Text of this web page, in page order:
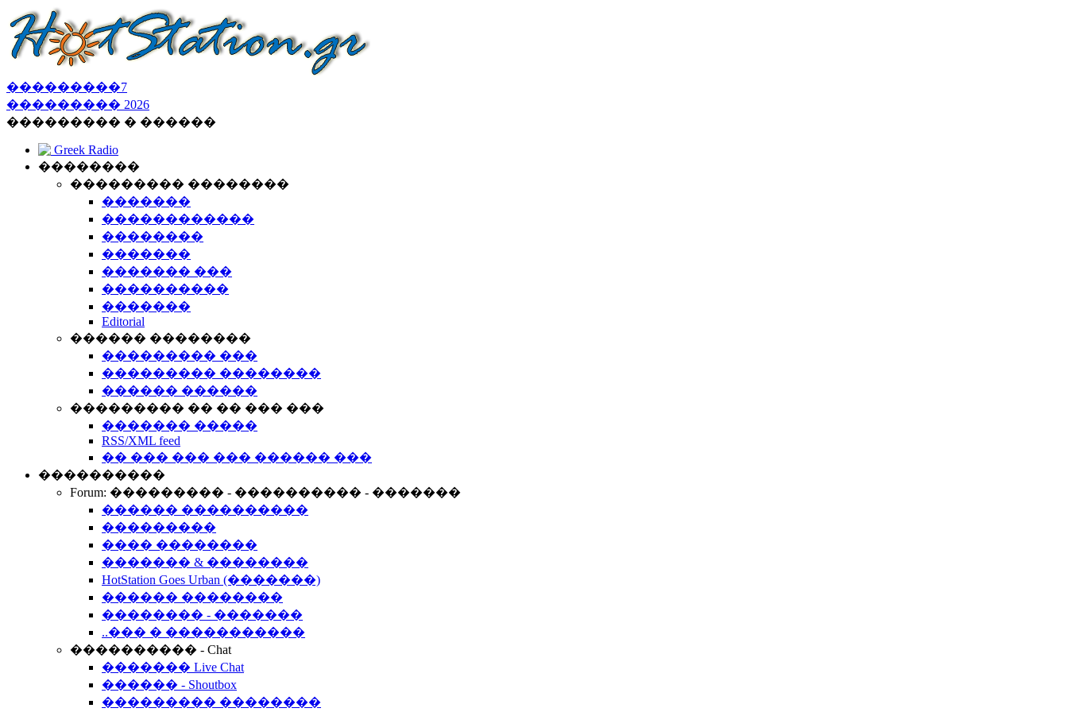
���������7
��������� 2026
��������� � ������
Greek Radio
��������
��������� ��������
�������
������������
��������
�������
������� ���
����������
�������
Editorial
������ ��������
��������� ���
��������� ��������
������ ������
��������� �� �� ��� ���
������� �����
RSS/XML feed
�� ��� ��� ��� ������ ���
����������
Forum: ��������� - ���������� - �������
������ ����������
���������
���� ��������
������� & ��������
HotStation Goes Urban (�������)
������ ��������
�������� - �������
..��� � �����������
���������� - Chat
������� Live Chat
������ - Shoutbox
��������� ��������